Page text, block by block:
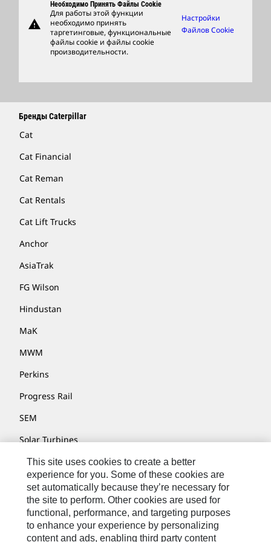
Фирменные Товары
Найти Дилера
warning
Необходимо Принять Файлы Cookie
Для работы этой функции
необходимо принять
таргетинговые, функциональные
файлы cookie и файлы cookie
производительности.
Настройки
Файлов Cookie
Бренды Caterpillar
Cat
Cat Financial
Cat Reman
Cat Rentals
Cat Lift Trucks
Anchor
AsiaTrak
FG Wilson
Hindustan
MaK
MWM
Perkins
Progress Rail
SEM
Solar Turbines
SPM Oil & Gas
Turner Powertrain Systems
Контакты
This site uses cookies to create a better
experience for you. Some of these cookies are
set automatically because they’re necessary for
the site to perform. Other cookies are used for
functional, performance, and targeting purposes
to enhance your experience by personalizing
content and ads, enabling third party content